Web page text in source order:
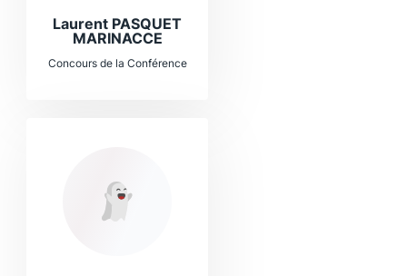
Laurent PASQUET
MARINACCE
Concours de la Conférence